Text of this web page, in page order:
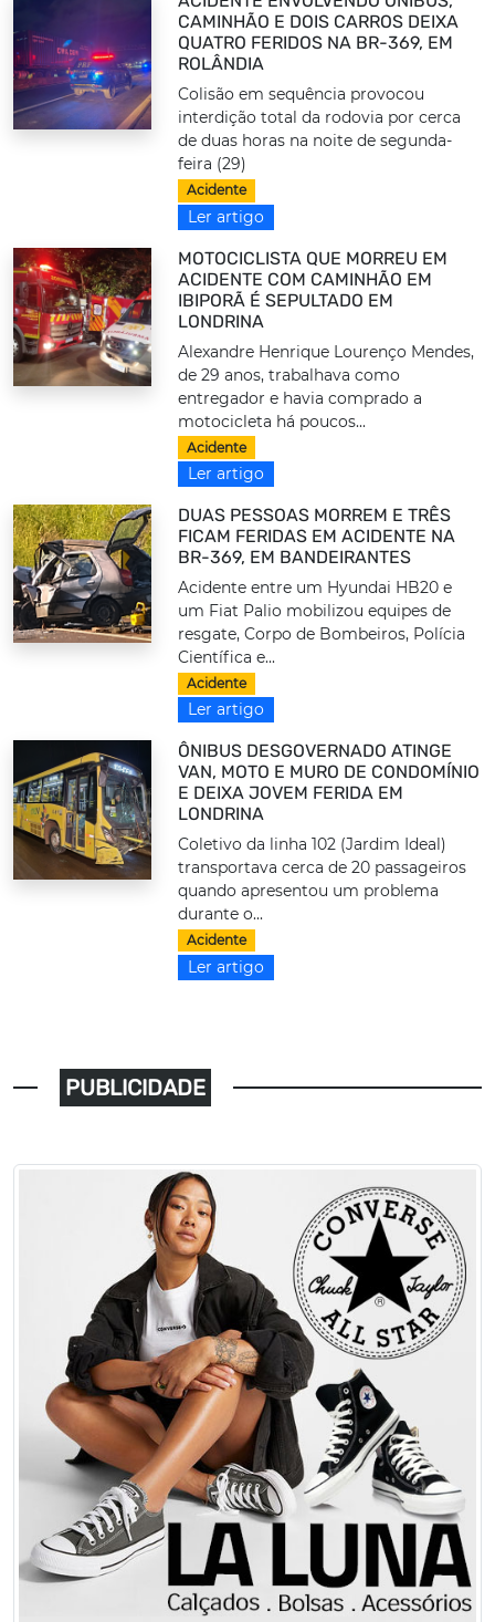
CAMINHÃO E DOIS CARROS DEIXA
QUATRO FERIDOS NA BR-369, EM
ROLÂNDIA
Colisão em sequência provocou
interdição total da rodovia por cerca
de duas horas na noite de segunda-
feira (29)
Acidente
Ler artigo
MOTOCICLISTA QUE MORREU EM
ACIDENTE COM CAMINHÃO EM
IBIPORÃ É SEPULTADO EM
LONDRINA
Alexandre Henrique Lourenço Mendes,
de 29 anos, trabalhava como
entregador e havia comprado a
motocicleta há poucos...
Acidente
Ler artigo
DUAS PESSOAS MORREM E TRÊS
FICAM FERIDAS EM ACIDENTE NA
BR-369, EM BANDEIRANTES
Acidente entre um Hyundai HB20 e
um Fiat Palio mobilizou equipes de
resgate, Corpo de Bombeiros, Polícia
Científica e...
Acidente
Ler artigo
ÔNIBUS DESGOVERNADO ATINGE
VAN, MOTO E MURO DE CONDOMÍNIO
E DEIXA JOVEM FERIDA EM
LONDRINA
Coletivo da linha 102 (Jardim Ideal)
transportava cerca de 20 passageiros
quando apresentou um problema
durante o...
Acidente
Ler artigo
PUBLICIDADE